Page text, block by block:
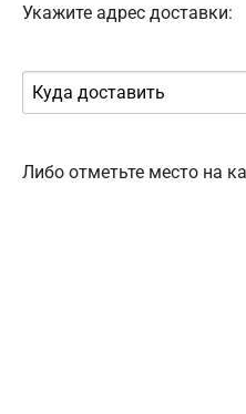
Укажите адрес доставки:
Либо отметьте место на